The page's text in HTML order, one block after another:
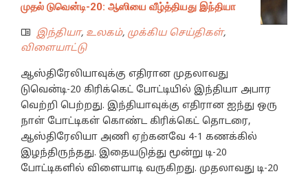
முதல் டுவென்டி-20: ஆஸியை வீழ்த்தியது இந்தியா
இந்தியா, உலகம், முக்கிய செய்திகள்,
விளையாட்டு
ஆஸ்திரேலியாவுக்கு எதிரான முதலாவது
டுவென்டி-20 கிரிக்கெட் போட்டியில் இந்தியா அபார
வெற்றி பெற்றது. இந்தியாவுக்கு எதிரான ஐந்து ஒரு
நாள் போட்டிகள் கொண்ட கிரிக்கெட் தொடரை,
ஆஸ்திரேலியா அணி ஏற்கனவே 4-1 கணக்கில்
இழந்திருந்தது. இதையடுத்து மூன்று டி-20
போட்டிகளில் விளையாடி வருகிறது. முதலாவது டி-20